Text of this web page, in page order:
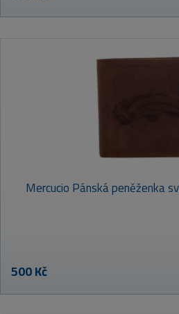
Mercucio Pánská peněženka
500 Kč